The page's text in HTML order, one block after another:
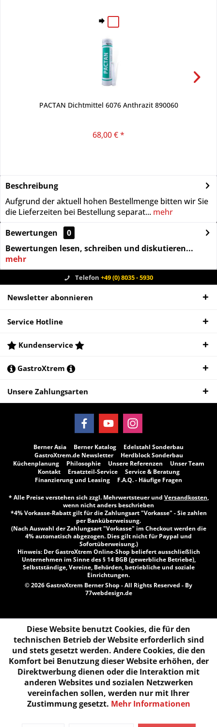
PACTAN Dichtmittel 6076 Anthrazit 890060
68,00 € *
Beschreibung
Aufgrund der aktuell hohen Bestellmenge bitten wir Sie
die Lieferzeiten bei Bestellung separat... mehr
Bewertungen
0
Bewertungen lesen, schreiben und diskutieren...
mehr
Telefon +49 (0) 8035 - 5930
Newsletter abonnieren
Service Hotline
Kundenservice
GastroXtrem
Unsere Zahlungsarten
Berner Asia Berner Katalog
Edelstahl Sonderbau
GastroXtrem.de Newsletter
Herdblock Sonderbau
Küchenplanung
Philosophie Unsere Referenzen
Unser Team
Kontakt
Ersatzteil-Service
Service & Beratung
Finanzierung und Leasing
F.A.Q. - Häufige Fragen
* Alle Preise verstehen sich zzgl. Mehrwertsteuer und Versandkosten,
wenn nicht anders beschrieben
*4% Vorkasse-Rabatt gilt für die Zahlungsart "Vorkasse" - Sie zahlen
per Banküberweisung.
(Nach Auswahl der Zahlungsart "Vorkasse" im Checkout werden die
4% automatisch abgezogen. Dies gilt nicht für Paypal und
Sofortüberweisung.)
Hinweis: Der GastroXtrem Online-Shop beliefert ausschließlich
Unternehmen im Sinne des § 14 BGB (gewerbliche Betriebe),
Selbstständige, Vereine, Behörden, betriebliche und soziale
Einrichtungen.
© 2026 GastroXtrem Berner Shop - All Rights Reserved - By
77webdesign.de
Diese Website benutzt Cookies, die für den
technischen Betrieb der Website erforderlich sind
und stets gesetzt werden. Andere Cookies, die den
Komfort bei Benutzung dieser Website erhöhen, der
Direktwerbung dienen oder die Interaktion mit
anderen Websites und sozialen Netzwerken
vereinfachen sollen, werden nur mit Ihrer
Zustimmung gesetzt. Mehr Informationen